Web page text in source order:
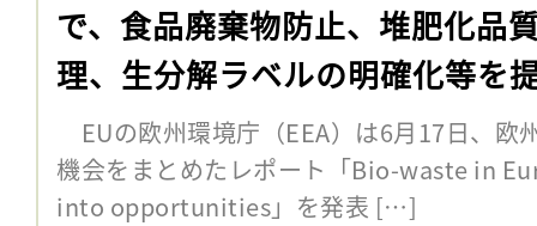
で、食品廃棄物防止、堆肥化品
理、生分解ラベルの明確化等を
EUの欧州環境庁（EEA）は6月17日、欧
機会をまとめたレポート「Bio-waste in
into opportunities」を発表 […]